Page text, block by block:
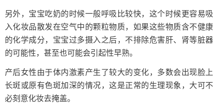
另外，宝宝吃奶的时候一般呼吸比较快，这个时候更容易吸
入化妆品散发在空气中的颗粒物质，如果这些物质含不健康
的化学成分，宝宝过多摄入之后，不排除危害肝、肾等脏器
的可能性，甚至也可能会引起性早熟。
产后女性由于体内激素产生了较大的变化，多数会出现脸上
长斑或原有色斑加深的情况，这是正常的生理现象，大可不
必刻意化妆去掩盖。